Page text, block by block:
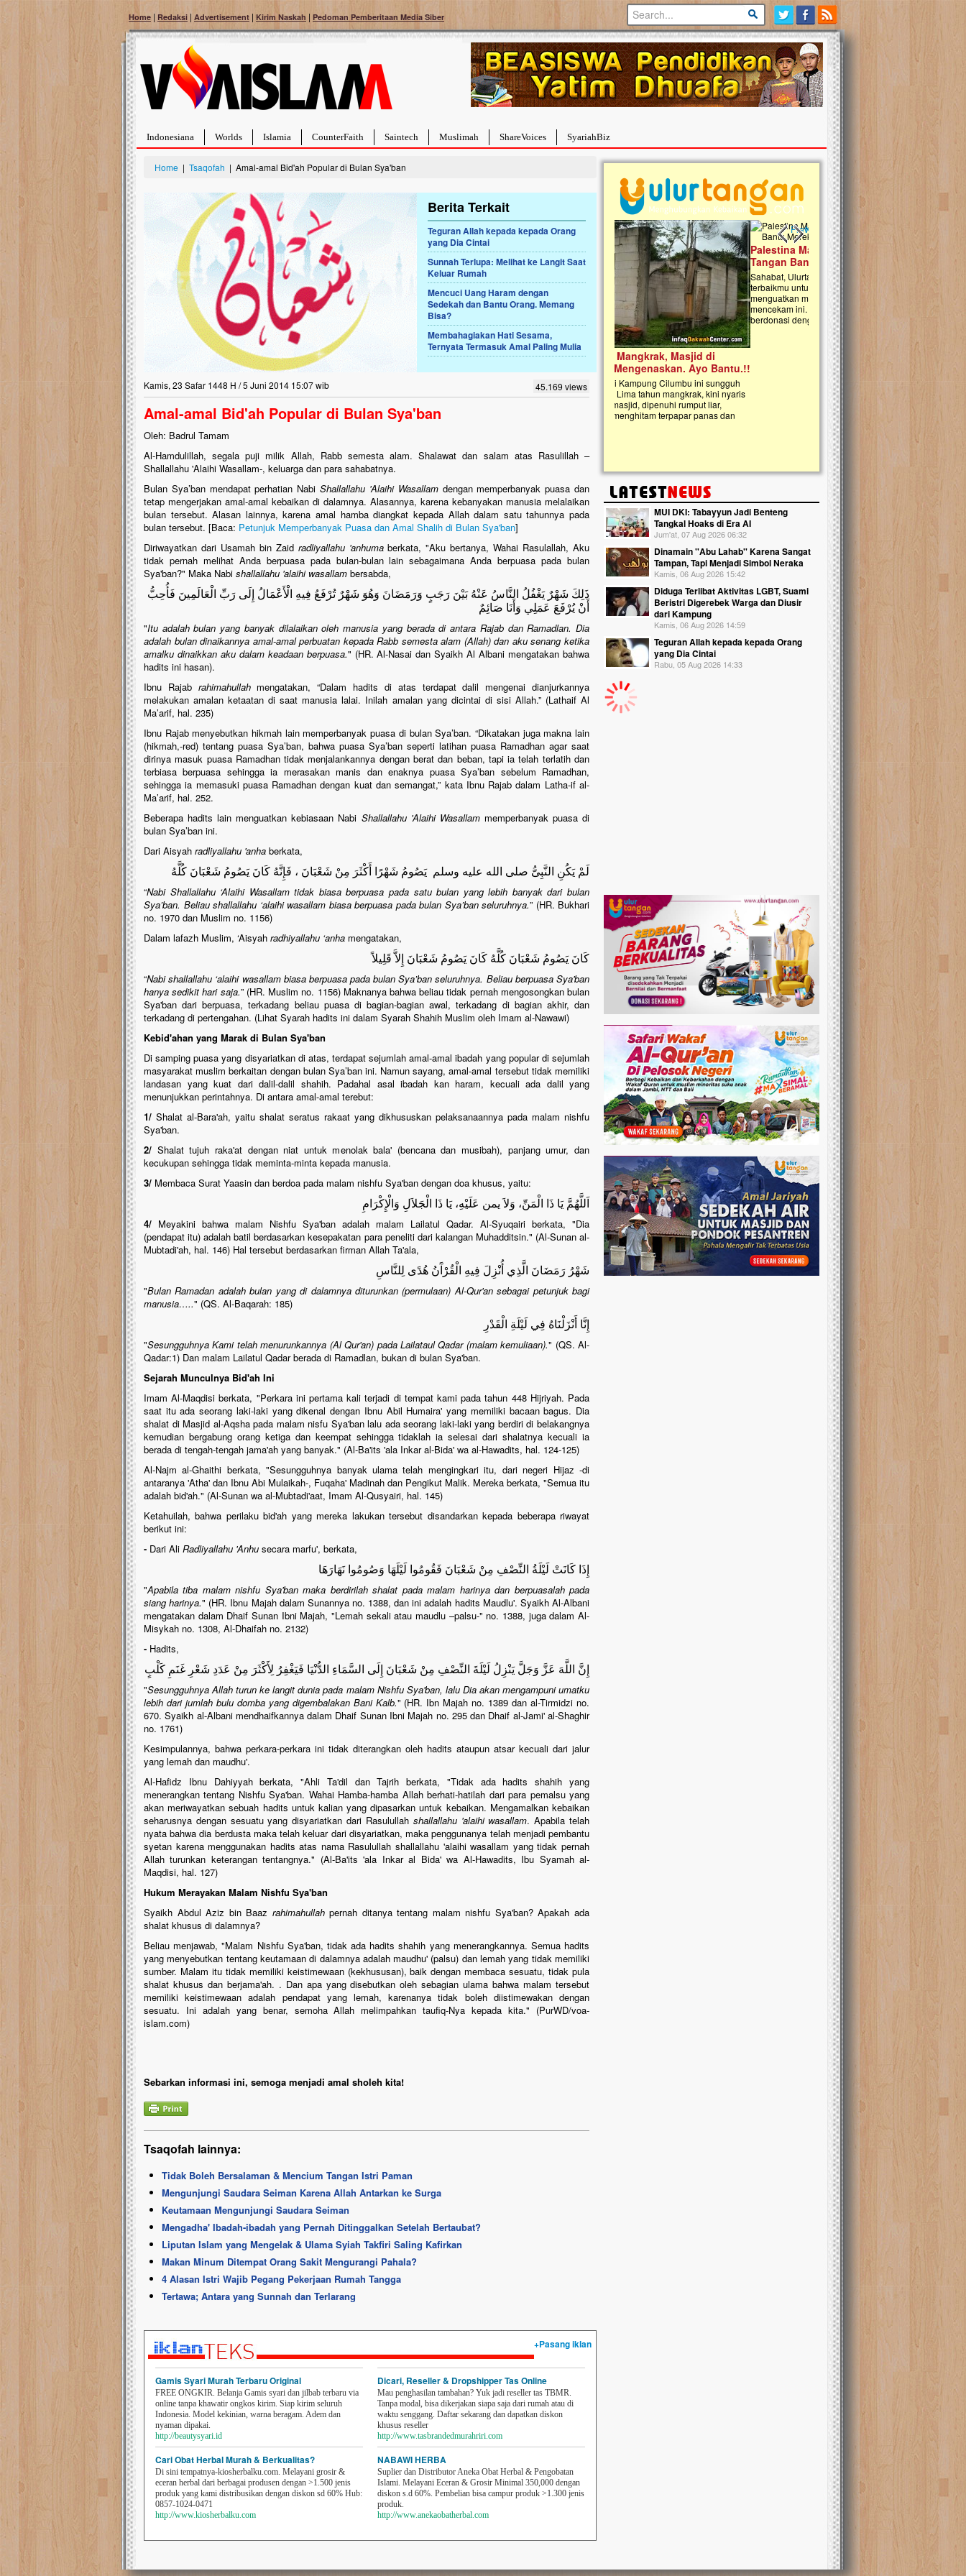
Home | Redaksi | Advertisement | Kirim Naskah | Pedoman Pemberitaan Media Siber
Indonesiana Worlds Islamia CounterFaith Saintech Muslimah ShareVoices SyariahBiz
Home | Tsaqofah | Amal-amal Bid'ah Popular di Bulan Sya'ban
Berita Terkait
Teguran Allah kepada kepada Orang
yang Dia Cintai
Sunnah Terlupa: Melihat ke Langit Saat
Keluar Rumah
Mencuci Uang Haram dengan
Sedekah dan Bantu Orang. Memang
Bisa?
Membahagiakan Hati Sesama,
Ternyata Termasuk Amal Paling Mulia
Kamis, 23 Safar 1448 H / 5 Juni 2014 15:07 wib 45.169 views
Amal-amal Bid'ah Popular di Bulan Sya'ban
Oleh: Badrul Tamam
Al-Hamdulillah, segala puji milik Allah, Rabb semesta alam. Shalawat dan salam atas Rasulillah –
Shallallahu 'Alaihi Wasallam-, keluarga dan para sahabatnya.
Bulan Sya’ban mendapat perhatian NabiShallallahu 'Alaihi Wasallamdengan memperbanyak puasa dan
tetap mengerjakan amal-amal kebaikan di dalamnya. Alasannya, karena kebanyakan manusia melalaikan
bulan tersebut. Alasan lainnya, karena amal hamba diangkat kepada Allah dalam satu tahunnya pada
bulan tersebut. [Baca: Petunjuk Memperbanyak Puasa dan Amal Shalih di Bulan Sya'ban]
Diriwayatkan dari Usamah bin Zaid radliyallahu 'anhumaberkata, "Aku bertanya, Wahai Rasulallah, Aku
tidak pernah melihat Anda berpuasa pada bulan-bulan lain sebagaimana Anda berpuasa pada bulan
Sya'ban?" Maka Nabi shallallahu 'alaihi wasallam bersabda,
ذَلِكَ شَهْرٌ يَغْفُلُ النَّاسُ عَنْهُ بَيْنَ رَجَبٍ وَرَمَضَانَ وَهُوَ شَهْرٌ تُرْفَعُ فِيهِ الْأَعْمَالُ إِلَى رَبِّ الْعَالَمِينَ فَأُحِبُّ
أَنْ يُرْفَعَ عَمَلِي وَأَنَا صَائِمٌ
"Itu adalah bulan yang banyak dilalaikan oleh manusia yang berada di antara Rajab dan Ramadlan. Dia
adalah bulan dinaikannya amal-amal perbuatan kepada Rabb semesta alam (Allah) dan aku senang ketika
amalku dinaikkan aku dalam keadaan berpuasa." (HR. Al-Nasai dan Syaikh Al Albani mengatakan bahwa
hadits ini hasan).
Ibnu Rajab rahimahullahmengatakan, “Dalam hadits di atas terdapat dalil mengenai dianjurkannya
melakukan amalan ketaatan di saat manusia lalai. Inilah amalan yang dicintai di sisi Allah.” (Lathaif Al
Ma’arif, hal. 235)
Ibnu Rajab menyebutkan hikmah lain memperbanyak puasa di bulan Sya’ban. “Dikatakan juga makna lain
(hikmah,-red) tentang puasa Sya’ban, bahwa puasa Sya’ban seperti latihan puasa Ramadhan agar saat
dirinya masuk puasa Ramadhan tidak menjalankannya dengan berat dan beban, tapi ia telah terlatih dan
terbiasa berpuasa sehingga ia merasakan manis dan enaknya puasa Sya’ban sebelum Ramadhan,
sehingga ia memasuki puasa Ramadhan dengan kuat dan semangat,” kata Ibnu Rajab dalam Latha-if al-
Ma’arif, hal. 252.
Beberapa hadits lain menguatkan kebiasaan Nabi Shallallahu 'Alaihi Wasallammemperbanyak puasa di
bulan Sya’ban ini.
Dari Aisyah radliyallahu 'anha berkata,
لَمْ يَكُنِ النَّبِىُّ صلى الله عليه وسلم يَصُومُ شَهْرًا أَكْثَرَ مِنْ شَعْبَانَ ، فَإِنَّهُ كَانَ يَصُومُ شَعْبَانَ كُلَّهُ
“Nabi Shallallahu ‘Alaihi Wasallam tidak biasa berpuasa pada satu bulan yang lebih banyak dari bulan
Sya’ban. Beliau shallallahu ‘alaihi wasallam biasa berpuasa pada bulan Sya’ban seluruhnya.” (HR. Bukhari
no. 1970 dan Muslim no. 1156)
Dalam lafazh Muslim, ‘Aisyah radhiyallahu ‘anha mengatakan,
كَانَ يَصُومُ شَعْبَانَ كُلَّهُ كَانَ يَصُومُ شَعْبَانَ إِلاَّ قَلِيلاً
“Nabi shallallahu ‘alaihi wasallam biasa berpuasa pada bulan Sya’ban seluruhnya. Beliau berpuasa Sya'ban
hanya sedikit hari saja.” (HR. Muslim no. 1156) Maknanya bahwa beliau tidak pernah mengosongkan bulan
Sya'ban dari berpuasa, terkadang beliau puasa di bagian-bagian awal, terkadang di bagian akhir, dan
terkadang di pertengahan. (Lihat Syarah hadits ini dalam Syarah Shahih Muslim oleh Imam al-Nawawi)
Kebid'ahan yang Marak di Bulan Sya'ban
Di samping puasa yang disyariatkan di atas, terdapat sejumlah amal-amal ibadah yang popular di sejumlah
masyarakat muslim berkaitan dengan bulan Sya’ban ini. Namun sayang, amal-amal tersebut tidak memiliki
landasan yang kuat dari dalil-dalil shahih. Padahal asal ibadah kan haram, kecuali ada dalil yang
menunjukkan perintahnya. Di antara amal-amal terebut:
1/ Shalat al-Bara'ah, yaitu shalat seratus rakaat yang dikhususkan pelaksanaannya pada malam nishfu
Sya'ban.
2/ Shalat tujuh raka'at dengan niat untuk menolak bala' (bencana dan musibah), panjang umur, dan
kecukupan sehingga tidak meminta-minta kepada manusia.
3/ Membaca Surat Yaasin dan berdoa pada malam nishfu Sya'ban dengan doa khusus, yaitu:
اَللَّهُمَّ يَا ذَا الْمَنِّ، وَلاَ يمن عَلَيْهِ، يَا ذَا الْجَلاَلِ وَالْإِكْرَامِ
4/ Meyakini bahwa malam Nishfu Sya'ban adalah malam Lailatul Qadar. Al-Syuqairi berkata, "Dia
(pendapat itu) adalah batil berdasarkan kesepakatan para peneliti dari kalangan Muhadditsin." (Al-Sunan al-
Mubtadi'ah, hal. 146) Hal tersebut berdasarkan firman Allah Ta'ala,
شَهْرُ رَمَضَانَ الَّذِي أُنْزِلَ فِيهِ الْقُرْآَنُ هُدًى لِلنَّاسِ
"Bulan Ramadan adalah bulan yang di dalamnya diturunkan (permulaan) Al-Qur'an sebagai petunjuk bagi
manusia….." (QS. Al-Baqarah: 185)
إِنَّا أَنْزَلْنَاهُ فِي لَيْلَةِ الْقَدْرِ
"Sesungguhnya Kami telah menurunkannya (Al Qur'an) pada Lailataul Qadar (malam kemuliaan)." (QS. Al-
Qadar:1) Dan malam Lailatul Qadar berada di Ramadlan, bukan di bulan Sya'ban.
Sejarah Munculnya Bid'ah Ini
Imam Al-Maqdisi berkata, "Perkara ini pertama kali terjadi di tempat kami pada tahun 448 Hijriyah. Pada
saat itu ada seorang laki-laki yang dikenal dengan Ibnu Abil Humaira' yang memiliki bacaan bagus. Dia
shalat di Masjid al-Aqsha pada malam nisfu Sya'ban lalu ada seorang laki-laki yang berdiri di belakangnya
kemudian bergabung orang ketiga dan keempat sehingga tidaklah ia selesai dari shalatnya kecuali ia
berada di tengah-tengah jama'ah yang banyak." (Al-Ba'its 'ala Inkar al-Bida' wa al-Hawadits, hal. 124-125)
Al-Najm al-Ghaithi berkata, "Sesungguhnya banyak ulama telah mengingkari itu, dari negeri Hijaz -di
antaranya 'Atha' dan Ibnu Abi Mulaikah-, Fuqaha' Madinah dan Pengikut Malik. Mereka berkata, "Semua itu
adalah bid'ah." (Al-Sunan wa al-Mubtadi'aat, Imam Al-Qusyairi, hal. 145)
Ketahuilah, bahwa perilaku bid'ah yang mereka lakukan tersebut disandarkan kepada beberapa riwayat
berikut ini:
- Dari Ali Radliyallahu 'Anhu secara marfu', berkata,
إِذَا كَانَتْ لَيْلَةُ النِّصْفِ مِنْ شَعْبَانَ فَقُومُوا لَيْلَهَا وَصُومُوا نَهَارَهَا
"Apabila tiba malam nishfu Sya'ban maka berdirilah shalat pada malam harinya dan berpuasalah pada
siang harinya." (HR. Ibnu Majah dalam Sunannya no. 1388, dan ini adalah hadits Maudlu'. Syaikh Al-Albani
mengatakan dalam Dhaif Sunan Ibni Majah, "Lemah sekali atau maudlu –palsu-" no. 1388, juga dalam Al-
Misykah no. 1308, Al-Dhaifah no. 2132)
- Hadits,
إِنَّ اللَّهَ عَزَّ وَجَلَّ يَنْزِلُ لَيْلَةَ النِّصْفِ مِنْ شَعْبَانَ إِلَى السَّمَاءِ الدُّنْيَا فَيَغْفِرُ لِأَكْثَرَ مِنْ عَدَدِ شَعْرِ غَنَمِ كَلْبٍ
"Sesungguhnya Allah turun ke langit dunia pada malam Nishfu Sya'ban, lalu Dia akan mengampuni umatku
lebih dari jumlah bulu domba yang digembalakan Bani Kalb." (HR. Ibn Majah no. 1389 dan al-Tirmidzi no.
670. Syaikh al-Albani mendhaifkannya dalam Dhaif Sunan Ibni Majah no. 295 dan Dhaif al-Jami' al-Shaghir
no. 1761)
Kesimpulannya, bahwa perkara-perkara ini tidak diterangkan oleh hadits ataupun atsar kecuali dari jalur
yang lemah dan maudhu'.
Al-Hafidz Ibnu Dahiyyah berkata, "Ahli Ta'dil dan Tajrih berkata, "Tidak ada hadits shahih yang
menerangkan tentang Nishfu Sya'ban. Wahai Hamba-hamba Allah berhati-hatilah dari para pemalsu yang
akan meriwayatkan sebuah hadits untuk kalian yang dipasarkan untuk kebaikan. Mengamalkan kebaikan
seharusnya dengan sesuatu yang disyariatkan dari Rasulullah shallallahu 'alaihi wasallam. Apabila telah
nyata bahwa dia berdusta maka telah keluar dari disyariatkan, maka penggunanya telah menjadi pembantu
syetan karena menggunakan hadits atas nama Rasulullah shallallahu 'alaihi wasallam yang tidak pernah
Allah turunkan keterangan tentangnya." (Al-Ba'its 'ala Inkar al Bida' wa Al-Hawadits, Ibu Syamah al-
Maqdisi, hal. 127)
Hukum Merayakan Malam Nishfu Sya'ban
Syaikh Abdul Aziz bin Baaz rahimahullahpernah ditanya tentang malam nishfu Sya'ban? Apakah ada
shalat khusus di dalamnya?
Beliau menjawab, "Malam Nishfu Sya'ban, tidak ada hadits shahih yang menerangkannya. Semua hadits
yang menyebutkan tentang keutamaan di dalamnya adalah maudhu' (palsu) dan lemah yang tidak memiliki
sumber. Malam itu tidak memiliki keistimewaan (kekhususan), baik dengan membaca sesuatu, tidak pula
shalat khusus dan berjama'ah. . Dan apa yang disebutkan oleh sebagian ulama bahwa malam tersebut
memiliki keistimewaan adalah pendapat yang lemah, karenanya tidak boleh diistimewakan dengan
sesuatu. Ini adalah yang benar, semoha Allah melimpahkan taufiq-Nya kepada kita." (PurWD/voa-
islam.com)
Sebarkan informasi ini, semoga menjadi amal sholeh kita!
Tsaqofah lainnya:
Tidak Boleh Bersalaman & Mencium Tangan Istri Paman
Mengunjungi Saudara Seiman Karena Allah Antarkan ke Surga
Keutamaan Mengunjungi Saudara Seiman
Mengadha' Ibadah-ibadah yang Pernah Ditinggalkan Setelah Bertaubat?
Liputan Islam yang Mengelak & Ulama Syiah Takfiri Saling Kafirkan
Makan Minum Ditempat Orang Sakit Mengurangi Pahala?
4 Alasan Istri Wajib Pegang Pekerjaan Rumah Tangga
Tertawa; Antara yang Sunnah dan Terlarang
+Pasang iklan
Gamis Syari Murah Terbaru Original
FREE ONGKIR. Belanja Gamis syari dan jilbab terbaru via
online tanpa khawatir ongkos kirim. Siap kirim seluruh
Indonesia. Model kekinian, warna beragam. Adem dan
nyaman dipakai.
http://beautysyari.id
Cari Obat Herbal Murah & Berkualitas?
Di sini tempatnya-kiosherbalku.com. Melayani grosir &
eceran herbal dari berbagai produsen dengan >1.500 jenis
produk yang kami distribusikan dengan diskon sd 60% Hub:
0857-1024-0471
http://www.kiosherbalku.com
Dicari, Reseller & Dropshipper Tas Online
Mau penghasilan tambahan? Yuk jadi reseller tas TBMR.
Tanpa modal, bisa dikerjakan siapa saja dari rumah atau di
waktu senggang. Daftar sekarang dan dapatkan diskon
khusus reseller
http://www.tasbrandedmurahriri.com
NABAWI HERBA
Suplier dan Distributor Aneka Obat Herbal & Pengobatan
Islami. Melayani Eceran & Grosir Minimal 350,000 dengan
diskon s.d 60%. Pembelian bisa campur produk >1.300 jenis
produk.
http://www.anekaobatherbal.com
Previous slide
Next slide
Bantu Naura, Balita Hebat Sembuh Dari
Tumor Pembuluh Darah
Hidup Naura Salsabila dipenuhi dengan
rintangan yang sangat berat. Meskipun baru
berusia sepuluh bulan, bayi yang imut ini harus
menghadapi penyakit yang dahsyat, yaitu tumor
pembuluh darah berukuran...
Lima Tahun Mangkrak, Masjid di
Nasib masjid di Kampung Cilumbu ini sungguh
mengenaskan. Lima tahun mangkrak, kini nyaris
berlumut, dan menghitam terpapar panas dan
Palestina Masih Berduka, Ayo Ulurkan
Tangan Bantu Mereka
Sahabat, Ulurtangan mari kirimkan dukungan
terbaikmu untuk warga Palestina di Gaza demi
menguatkan mereka menghadapi situasi
mencekam ini. Mari dukung mereka dengan
berdonasi dengan cara:...
Open Donasi Wakaf
Rumah Qur'an & TK Islam
Najjah di Jonggol
Saat ini, Ulurtangan bersama Yayasan
Najjahtul Islam Jonggol sedang merintis
pembangunan Rumah Qur’an dan
kanak Islam Terpadu (TKIT) An Najjah
Gedung Majelis Taklim di Jonggol,...
MUI DKI: Tabayyun Jadi Benteng
Tangkal Hoaks di Era AI
Jum'at, 07 Aug 2026 06:32
Dinamain ''Abu Lahab'' Karena Sangat
Tampan, Tapi Menjadi Simbol Neraka
Kamis, 06 Aug 2026 15:42
Diduga Terlibat Aktivitas LGBT, Suami
Beristri Digerebek Warga dan Diusir
dari Kampung
Kamis, 06 Aug 2026 14:59
Teguran Allah kepada kepada Orang
yang Dia Cintai
Rabu, 05 Aug 2026 14:33